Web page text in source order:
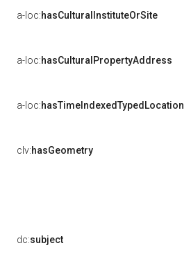
a-loc:hasCulturalInstituteOrSite
a-loc:hasCulturalPropertyAddress
a-loc:hasTimeIndexedTypedLocation
clv:hasGeometry
dc:subject